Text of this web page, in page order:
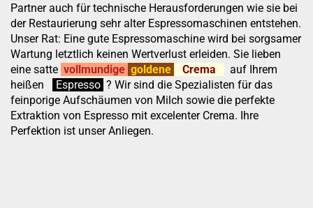
Partner auch für technische Herausforderungen wie sie bei
der Restaurierung sehr alter Espressomaschinen entstehen.
Unser Rat: Eine gute Espressomaschine wird bei sorgsamer
Wartung letztlich keinen Wertverlust erleiden. Sie lieben
eine satte vollmundige goldene Crema
auf Ihrem
heißen
Espresso ? Wir sind die Spezialisten für das
feinporige Aufschäumen von Milch sowie die perfekte
Extraktion von Espresso mit excelenter Crema. Ihre
Perfektion ist unser Anliegen.